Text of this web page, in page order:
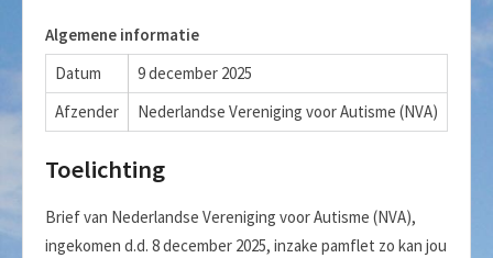
Algemene informatie
Datum
9 december 2025
Afzender
Nederlandse Vereniging voor Autisme (NVA)
Toelichting
Brief van Nederlandse Vereniging voor Autisme (NVA),
ingekomen d.d. 8 december 2025, inzake pamflet zo kan jou